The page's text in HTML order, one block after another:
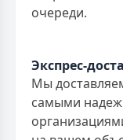
очереди.
Экспрес-
Мы
самыми